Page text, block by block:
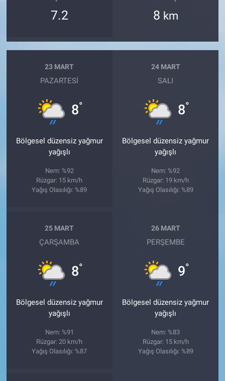
7.2 8 km
23 MART
PAZARTESI
8°
Bölgesel düzensiz yağmur
yağışlı
Nem: %92
Rüzgar: 15 km/h
Yağış Olasılığı: %89
24 MART
SALI
8°
Bölgesel düzensiz yağmur
yağışlı
Nem: %92
Rüzgar: 19 km/h
Yağış Olasılığı: %89
25 MART
ÇARŞAMBA
8°
Bölgesel düzensiz yağmur
yağışlı
Nem: %91
Rüzgar: 20 km/h
Yağış Olasılığı: %87
26 MART
PERŞEMBE
9°
Bölgesel düzensiz yağmur
yağışlı
Nem: %83
Rüzgar: 15 km/h
Yağış Olasılığı: %89